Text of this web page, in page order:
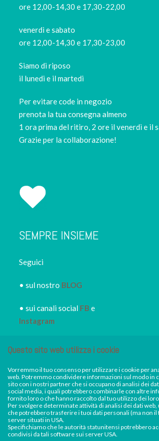
ore 12,00-14,30 e 17,30-22,00
venerdì e sabato
ore 12,00-14,30 e 17,30-23,00
Siamo di riposo
il lunedi e il martedi
Per evitare code in negozio
prenota la tua consegna almeno
1 ora prima del ritiro, 2 ore il venerdì e il
Grazie per la collaborazione!
SEMPRE INSIEME
Seguici
• sul nostro BLOG
• sui canali social FB e
Instagram
informato dei nuovi piatti dei
nostri eventi, di sconti e promozioni in
FacebookInstagram
Questo sito web utilizza i cookie
Vorremmo il tuo consenso per utilizzare i cookie per
web. Potremmo condividere informazioni sul modo in
sito con i nostri partner che si occupano di analisi dei
social media, i quali potrebbero combinarle con altre
fornito loro o che hanno raccolto dal tuo utilizzo dei
Per svolgere determinate attività di analisi dei dati
che potrebbero trasferire i tuoi dati personali (ma non il
server situati in USA.
Specifichiamo che le autorità statunitensi potrebbero
condivisi da tali software sui server USA.